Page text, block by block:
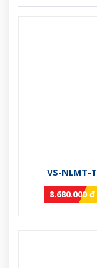
VS-NLMT-T
8.680.000 đ